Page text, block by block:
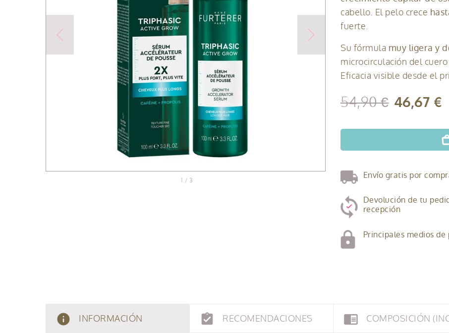
cabello. El pelo crece
fuerte.
Su fórmula muy ligera y
microcirculación del
Eficacia visible desde el
54,90 € 46,67 €
Envío gratis por
Devolución de tu
recepción
Principales medios
info INFORMACIÓN assignment_turned_in RECOMENDACIONES chrome_reader_mode COMPOSICIÓN